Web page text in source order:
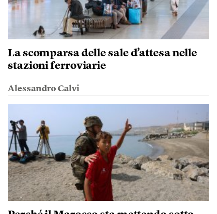
La scomparsa delle sale d’attesa nelle
stazioni ferroviarie
Alessandro Calvi